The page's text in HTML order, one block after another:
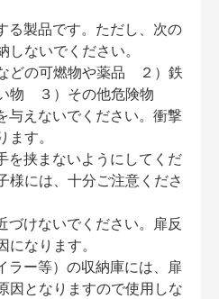
る製品です。ただし、次の
しないでください。
どの可燃物や薬品 ２）鉄
物 ３）その他危険物
与えないでください。衝撃
す。
を挟まないようにしてくだ
様には、十分ご注意くださ
けないでください。扉反
になります。
ラー等）の収納庫には、扉
因となりますので使用しな